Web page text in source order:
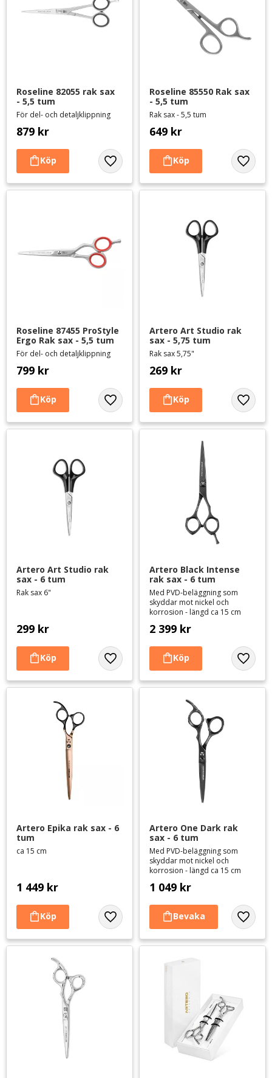
Roseline 82055 rak sax
- 5,5 tum
För del- och detaljklippning
879 kr
Lägg till i favoriter
Roseline 85550 Rak sax
- 5,5 tum
Rak sax - 5,5 tum
649 kr
Lägg
Roseline 87455 ProStyle
Ergo Rak sax - 5,5 tum
För del- och detaljklippning
799 kr
Lägg till i favoriter
Artero Art Studio rak
sax - 5,75 tum
Rak sax 5,75"
269 kr
Lägg
Artero Art Studio rak
sax - 6 tum
Rak sax 6"
299 kr
Lägg till i favoriter
Artero Black Intense
rak sax - 6 tum
Med PVD-beläggning som
skyddar mot nickel och
korrosion - längd ca 15 cm
2 399 kr
Lägg
Artero Epika rak sax - 6
tum
ca 15 cm
1 449 kr
Lägg till i favoriter
Artero One Dark rak
sax - 6 tum
Med PVD-beläggning som
skyddar mot nickel och
korrosion - längd ca 15 cm
1 049 kr
Lägg